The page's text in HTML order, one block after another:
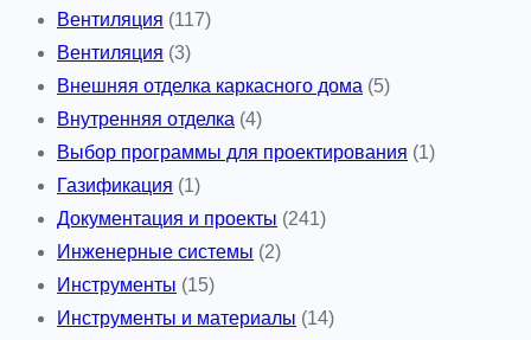
Вентиляция (117)
Вентиляция (3)
Внешняя отделка каркасного дома (5)
Внутренняя отделка (4)
Выбор программы для проектирования (1)
Газификация (1)
Документация и проекты (241)
Инженерные системы (2)
Инструменты (15)
Инструменты и материалы (14)